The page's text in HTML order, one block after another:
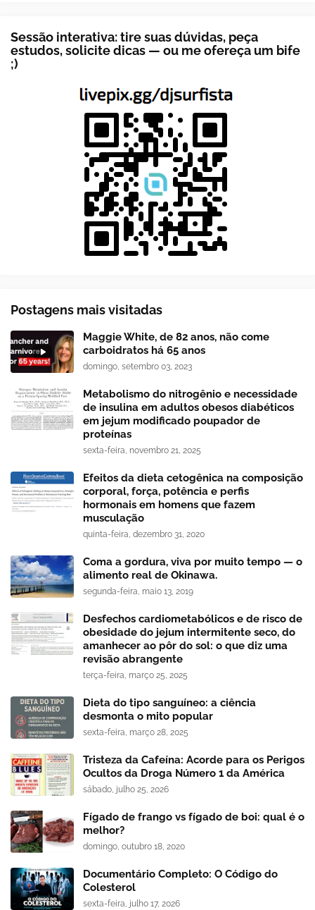
Sessão interativa: tire suas dúvidas, peça
estudos, solicite dicas — ou me ofereça um bife
;)
Postagens mais visitadas
Maggie White, de 82 anos, não come
carboidratos há 65 anos
domingo, setembro 03, 2023
Metabolismo do nitrogênio e necessidade
de insulina em adultos obesos diabéticos
em jejum modificado poupador de
proteínas
sexta-feira, novembro 21, 2025
Efeitos da dieta cetogênica na composição
corporal, força, potência e perfis
hormonais em homens que fazem
musculação
quinta-feira, dezembro 31, 2020
Coma a gordura, viva por muito tempo — o
alimento real de Okinawa.
segunda-feira, maio 13, 2019
Desfechos cardiometabólicos e de risco de
obesidade do jejum intermitente seco, do
amanhecer ao pôr do sol: o que diz uma
revisão abrangente
terça-feira, março 25, 2025
Dieta do tipo sanguíneo: a ciência
desmonta o mito popular
sexta-feira, março 28, 2025
Tristeza da Cafeína: Acorde para os Perigos
Ocultos da Droga Número 1 da América
sábado, julho 25, 2026
Fígado de frango vs fígado de boi: qual é o
melhor?
domingo, outubro 18, 2020
Documentário Completo: O Código do
Colesterol
sexta-feira, julho 17, 2026